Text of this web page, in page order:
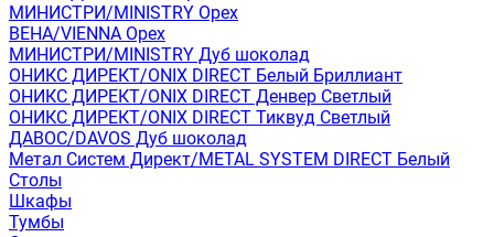
МИНИСТРИ/MINISTRY Орех
ВЕНА/VIENNA Орех
МИНИСТРИ/MINISTRY Дуб шоколад
ОНИКС ДИРЕКТ/ONIX DIRECT Белый Бриллиант
ОНИКС ДИРЕКТ/ONIX DIRECT Денвер Светлый
ОНИКС ДИРЕКТ/ONIX DIRECT Тиквуд Светлый
ДАВОС/DAVOS Дуб шоколад
Метал Систем Директ/METAL SYSTEM DIRECT Белый
Столы
Шкафы
Тумбы